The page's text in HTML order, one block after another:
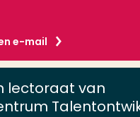
e-mail
lectoraat van